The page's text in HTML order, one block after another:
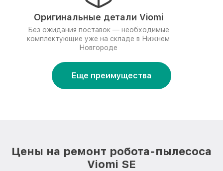
Оригинальные детали Viomi
Без ожидания поставок — необходимые
комплектующие уже на складе в Нижнем
Новгороде
Еще преимущества
Цены на ремонт робота-пылесоса
Viomi SE